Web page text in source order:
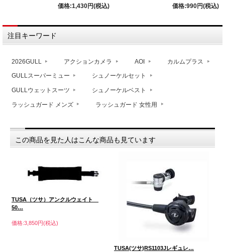
価格:1,430円(税込)
価格:990円(税込)
注目キーワード
2026GULL アクションカメラ AOI カルムプラス
GULLスーパーミュー シュノーケルセット
GULLウェットスーツ シュノーケルベスト
ラッシュガード メンズ ラッシュガード 女性用
この商品を見た人はこんな商品も見ています
TUSA（ツサ）アンクルウェイト
50…
価格:3,850円(税込)
TUSA(ツサ)RS1103Jレギュレ…